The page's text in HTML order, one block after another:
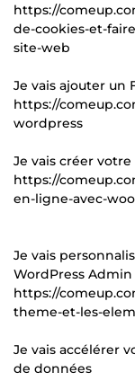
https://
de-cookies-et-
site-web
Je vais ajouter un
https://
wordpress
Je vais créer
https://
en-ligne-avec-
Je vais
WordPress Admin
https://
theme-et-les-
Je vais accélérer
de données